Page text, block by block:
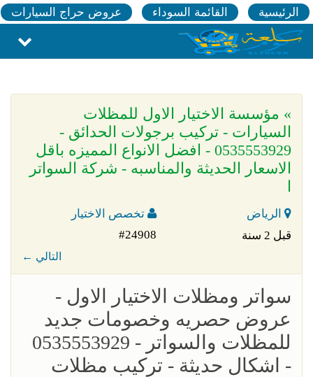
الرئيسية القائمة السوداء عروض حراج السيارات
» مؤسسة الاختيار الاول للمظلات
السيارات - تركيب برجولات الحدائق -
0535553929 - افضل الانواع المميزه باقل
الاسعار الحديثة والمناسبه - شركة السواتر
ا
الرياض
تخصص الاختيار
قبل 2 سنة
#24908
← التالي
سواتر ومظلات الاختيار الاول -
عروض حصريه وخصومات جديد
للمظلات والسواتر - 0535553929
- اشكال حديثة - تركيب مظلات